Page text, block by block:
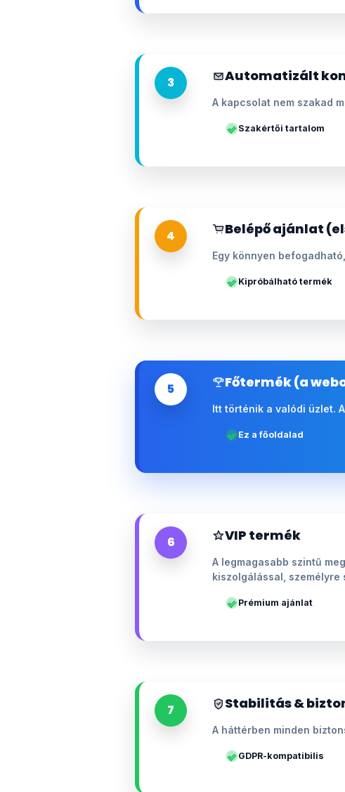
3 Automatizált
A kapcsolat nem szakad
Szakértői tartalom
4 Belépő ajánlat
Egy könnyen
Kipróbálható termék
5 Főtermék (a
Itt történik a valódi üzlet.
Ez a főoldalad
6 VIP termék
A legmagasabb szintű
kiszolgálással,
Prémium ajánlat
7 Stabilitás &
A háttérben minden
GDPR-kompatibilis